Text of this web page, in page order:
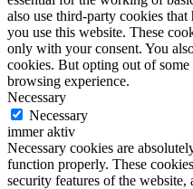
also use third-party cookies
you use this website. These
only with your consent. You
cookies. But opting out of
browsing experience.
Necessary
Necessary
immer aktiv
Necessary cookies are
function properly. These
security features of the website,